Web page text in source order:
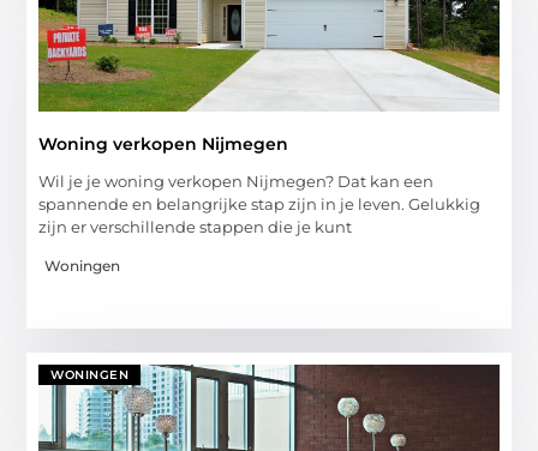
Woning verkopen Nijmegen
Wil je je woning verkopen Nijmegen? Dat kan een
spannende en belangrijke stap zijn in je leven. Gelukkig
zijn er verschillende stappen die je kunt
Woningen
WONINGEN